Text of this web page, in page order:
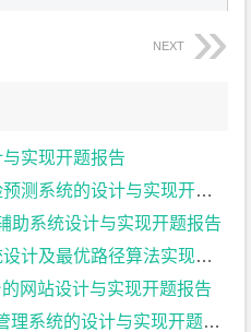
NEXT
实现开题报告
系统的设计与实现开题报告
助系统设计与实现开题报告
最优路径算法实现开题报告
网站设计与实现开题报告
系统的设计与实现开题报告